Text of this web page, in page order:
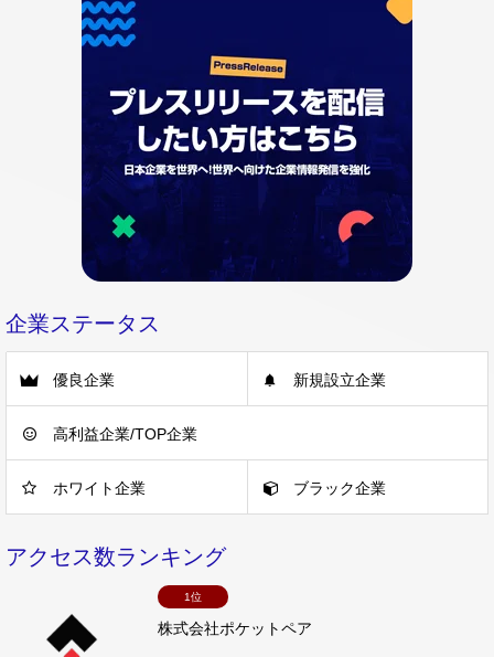
企業ステータス
優良企業 新規設立企業
高利益企業/TOP企業
ホワイト企業 ブラック企業
アクセス数ランキング
1位
株式会社ポケットペア